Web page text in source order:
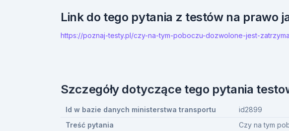
Link do tego pytania z testów na prawo
https://poznaj-testy.pl/czy-na-tym-poboczu-dozwolone-jest-
Szczegóły dotyczące tego pytania
Id w bazie danych ministerstwa transportu
id2899
Treść pytania
Czy na tym